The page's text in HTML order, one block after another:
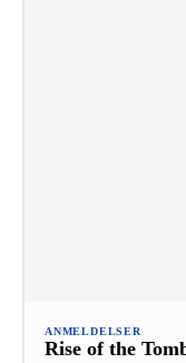
ANMELDELSER
Rise of the